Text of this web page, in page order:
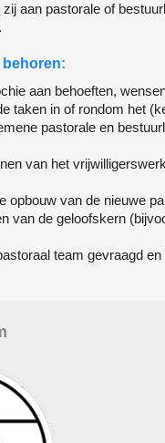
aan pastorale of
:
aan behoeften,
taken in of rondom het
pastorale en
van het
opbouw van de nieuwe
van de geloofskern
team gevraagd